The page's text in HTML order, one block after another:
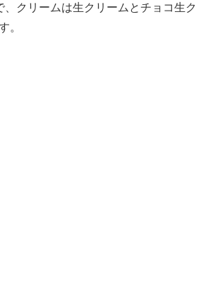
、クリームは生クリームとチョコ生ク
。